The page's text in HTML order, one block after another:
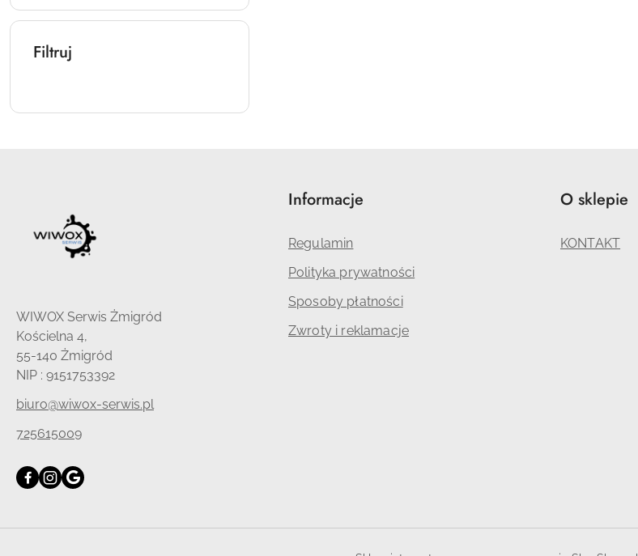
Filtruj
WIWOX Serwis Żmigród
Kościelna 4,
55-140 Żmigród
NIP : 9151753392
biuro@wiwox-serwis.pl
725615009
Informacje
Regulamin
Polityka prywatności
Sposoby płatności
Zwroty i reklamacje
O sklepie
KONTAKT